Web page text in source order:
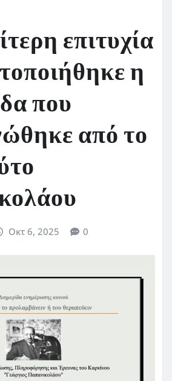
επιτυχία
η
που
από το
Οκτ 6, 2025 0